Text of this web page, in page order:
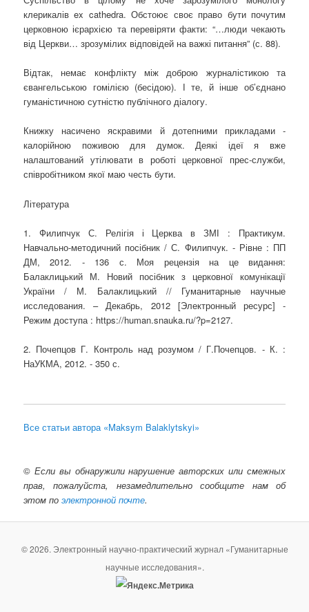
клерикалів ex cathedra. Обстоює своє право бути почутим
церковною ієрархією та перевіряти факти: “…люди чекають
від Церкви… зрозумілих відповідей на важкі питання” (с. 88).
Відтак, немає конфлікту між доброю журналістикою та
євангельською гомілією (бесідою). І те, й інше об’єднано
гуманістичною сутністю публічного діалогу.
Книжку насичено яскравими й дотепними прикладами -
калорійною поживою для думок. Деякі ідеї я вже
налаштований утілювати в роботі церковної прес-служби,
співробітником якої маю честь бути.
Література
1. Филипчук С. Релігія і Церква в ЗМІ : Практикум.
Навчально-методичний посібник / С. Филипчук. - Рівне : ПП
ДМ, 2012. - 136 с. Моя рецензія на це видання:
Балаклицький М. Новий посібник з церковної комунікації
України / М. Балаклицький // Гуманитарные научные
исследования. – Декабрь, 2012 [Электронный ресурс] -
Режим доступа : https://human.snauka.ru/?p=2127.
2. Почепцов Г. Контроль над розумом / Г.Почепцов. - К. :
НаУКМА, 2012. - 350 с.
Все статьи автора «Maksym Balaklytskyi»
© Если вы обнаружили нарушение авторских или смежных
прав, пожалуйста, незамедлительно сообщите нам об
этом поэлектронной почте.
© 2026. Электронный научно-практический журнал «Гуманитарные
научные исследования».